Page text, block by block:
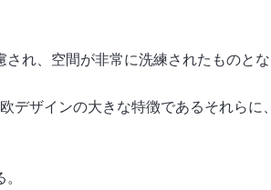
れ、空間が非常に洗練されたものとな
ザインの大きな特徴であるそれらに